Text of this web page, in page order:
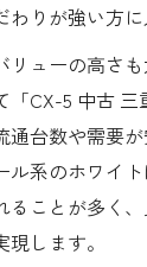
りが強い方に
リューの高さ
「CX-5 中古
通台数や需要
ル系のホワイ
ることが多く
します。